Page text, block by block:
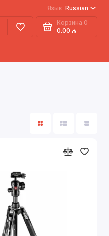
Язык Russian
Корзина 0
0.00 ₼